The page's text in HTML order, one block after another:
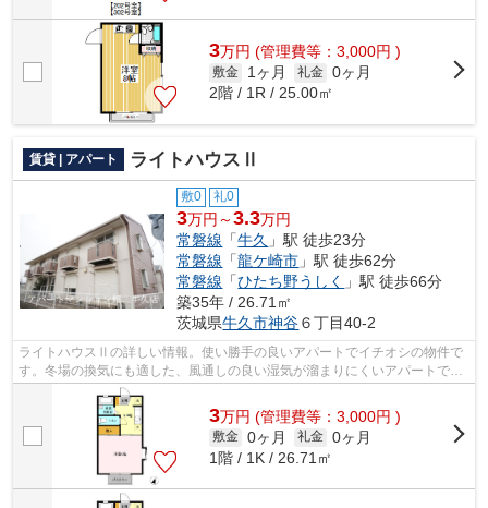
3万円 (管理費等：3,000円 )
敷金 1ヶ月 礼金 0ヶ月
2階 / 1R / 25.00㎡
賃貸 | アパート ライトハウスⅡ
敷0 礼0
3万円～3.3万円
常磐線 「牛久 」駅 徒歩23分
常磐線 「龍ケ崎市 」駅 徒歩62分
常磐線 「ひたち野うしく
」駅 徒歩66分
築35年 / 26.71㎡
茨城県牛久市神谷６丁目40-2
ライトハウスⅡの詳しい情報。使い勝手の良いアパートでイチオシの物件で
す。冬場の換気にも適した、風通しの良い湿気が溜まりにくいアパートで
す。敷地内ごみ置き場付き物件です。常磐...
3万円 (管理費等：3,000円 )
敷金 0ヶ月 礼金 0ヶ月
1階 / 1K / 26.71㎡